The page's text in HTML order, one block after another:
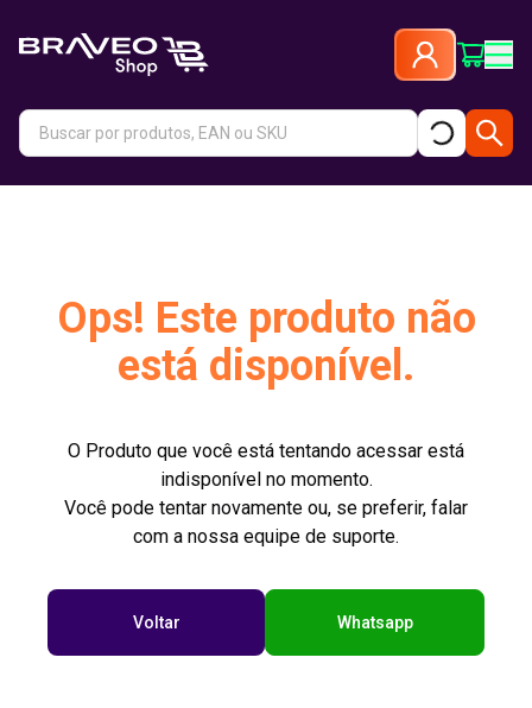
Ops! Este produto não
está disponível.
O Produto que você está tentando acessar está
indisponível no momento.
Você pode tentar novamente ou, se preferir, falar
com a nossa equipe de suporte.
Voltar Whatsapp